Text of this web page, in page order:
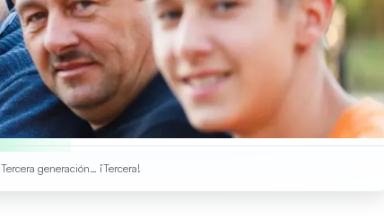
Tercera generación… ¡Tercera!